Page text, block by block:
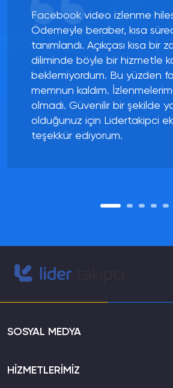
Ödeme İşlemi
Bütün ödemelerimizi PayTR
almaktayız. Hiçbir ödeme
paylaşılmamakta olup aynı
kaydedilmemektedir.
faturanızıda talep
Aldığım
olur mu?
Telafili paketlerimiz ile
Facebook video izlenme
Ödemeyle beraber, kısa
tanımlandı. Açıkçası kısa bir
diliminde böyle bir hizmetle
beklemiyordum. Bu yüzden
memnun kaldım.
olmadı. Güvenilir bir şekilde
olduğunuz için Lidertakipci
teşekkür ediyorum.
SOSYAL MEDYA
HİZMETLERİMİZ